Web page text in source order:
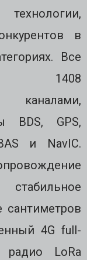
в
Все
1408
BDS, GPS,
и NavIC.
сантиметров
4G full-
LoRa